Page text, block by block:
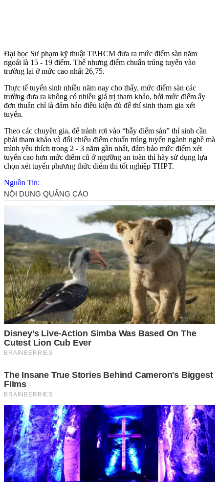
Đại học Sư phạm kỹ thuật TP.HCM đưa ra mức điểm sàn năm
ngoái là 15 - 19 điểm. Thế nhưng điểm chuẩn trúng tuyển vào
trường lại ở mức cao nhất 26,75.
Thực tế tuyển sinh nhiều năm nay cho thấy, mức điểm sàn các
trường đưa ra không có nhiều giá trị tham khảo, bởi mức điểm ấy
đơn thuần chỉ là đảm bảo điều kiện đủ để thí sinh tham gia xét
tuyển.
Theo các chuyên gia, để tránh rơi vào “bẫy điểm sàn” thí sinh cần
phải tham khảo và đối chiếu điểm chuẩn trúng tuyển ngành nghề mà
mình yêu thích trong 2 - 3 năm gần nhất, đảm bảo mức điểm xét
tuyển cao hơn mức điểm cũ ở ngưỡng an toàn thì hãy sử dụng lựa
chọn xét tuyển phương thức điểm thi tốt nghiệp THPT.
Nguồn Tin: